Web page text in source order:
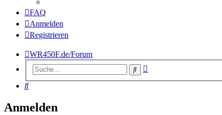
FAQ
Anmelden
Registrieren
WR450F.de/Forum
Suche
Suche
Anmelden